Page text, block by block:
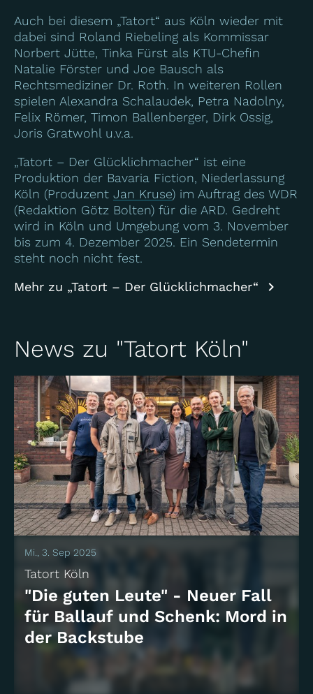
Auch bei diesem „Tatort“ aus Köln wieder mit
dabei sind Roland Riebeling als Kommissar
Norbert Jütte, Tinka Fürst als KTU-Chefin
Natalie Förster und Joe Bausch als
Rechtsmediziner Dr. Roth. In weiteren Rollen
spielen Alexandra Schalaudek, Petra Nadolny,
Felix Römer, Timon Ballenberger, Dirk Ossig,
Joris Gratwohl u.v.a.
„Tatort – Der Glücklichmacher“ ist eine
Produktion der Bavaria Fiction, Niederlassung
Köln (Produzent Jan Kruse) im Auftrag des WDR
(Redaktion Götz Bolten) für die ARD. Gedreht
wird in Köln und Umgebung vom 3. November
bis zum 4. Dezember 2025. Ein Sendetermin
steht noch nicht fest.
Mehr zu „Tatort – Der Glücklichmacher“
News zu "Tatort Köln"
Mi., 3. Sep 2025
Tatort Köln
"Die guten Leute" - Neuer Fall
für Ballauf und Schenk: Mord in
der Backstube